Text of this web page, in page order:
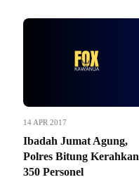
14 APR 2017
Ibadah Jumat Agung,
Polres Bitung Kerahkan
350 Personel